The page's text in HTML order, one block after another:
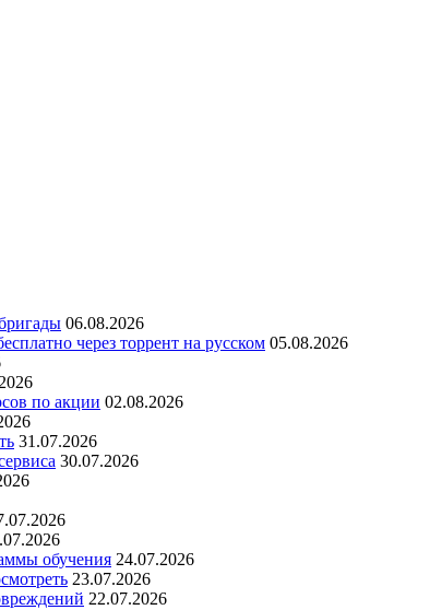
06.08.2026
через торрент на русском 05.08.2026
по акции 02.08.2026
31.07.2026
30.07.2026
обучения 24.07.2026
23.07.2026
22.07.2026